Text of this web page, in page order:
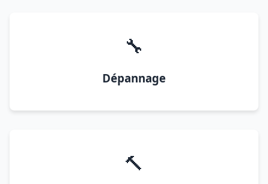
🔧
Dépannage
🔨